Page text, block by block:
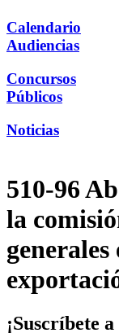
Calendario
Audiencias
Concursos
Públicos
Noticias
510-96
la
¡Suscríbete